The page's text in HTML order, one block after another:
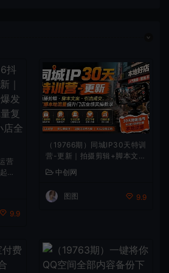
营
店
小
9.9
（19766期）同城IP30天特训
营-更新｜拍摄剪辑+脚本文案
+引流成交，打爆本地流量提
升门店业绩实操教学
中创网
图图 9.9